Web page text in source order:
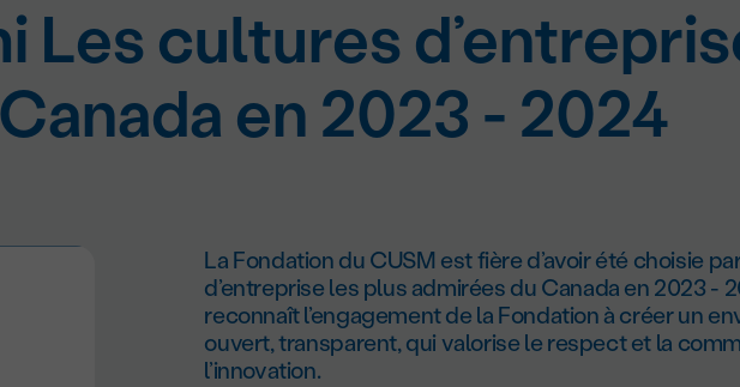
Les cultures
en 2023 - 2024
La Fondation du CUSM est fière d’avoir été choisie
d’entreprise les plus admirées du Canada en 2023 -
reconnaît l’engagement de la Fondation à créer un
ouvert, transparent, qui valorise le respect et la
l’innovation.